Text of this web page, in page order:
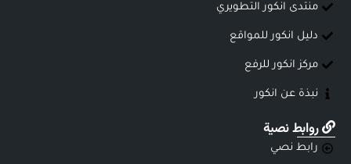
منتدى انكور التطويري
دليل انكور للمواقع
مركز انكور للرفع
نبذة عن انكور
روابط نصية
رابط نصي